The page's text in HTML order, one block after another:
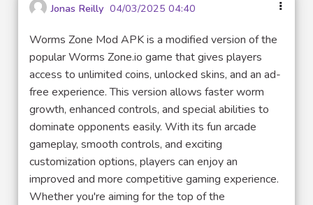
Jonas Reilly 04/03/2025 04:40
Worms Zone Mod APK is a modified version of the
popular Worms Zone.io game that gives players
access to unlimited coins, unlocked skins, and an ad-
free experience. This version allows faster worm
growth, enhanced controls, and special abilities to
dominate opponents easily. With its fun arcade
gameplay, smooth controls, and exciting
customization options, players can enjoy an
improved and more competitive gaming experience.
Whether you're aiming for the top of the